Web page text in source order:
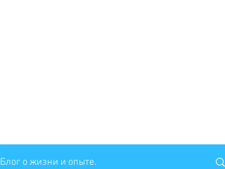
Блог о жизни и опыте.